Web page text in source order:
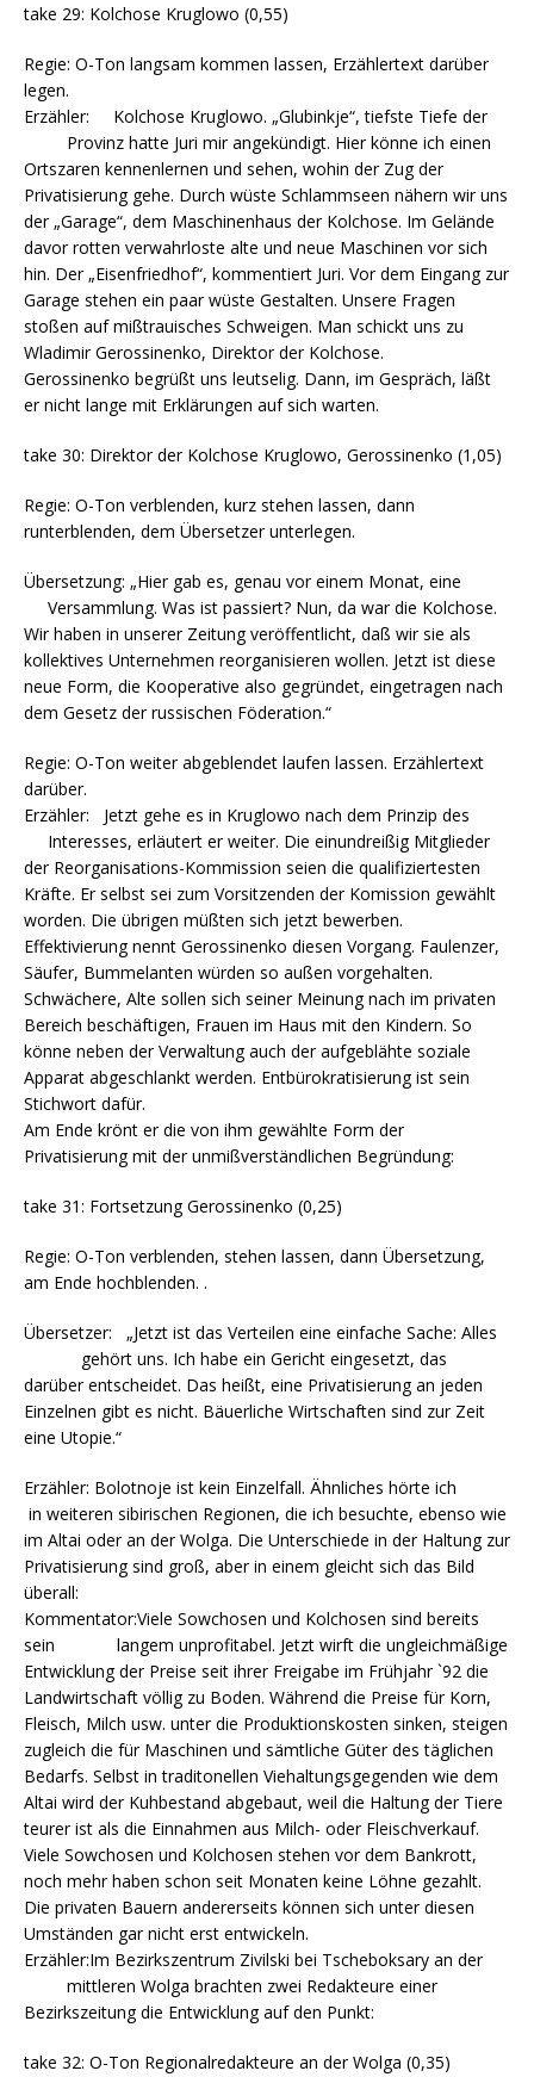
take 29: Kolchose Kruglowo (0,55)
Regie: O-Ton langsam kommen lassen, Erzählertext darüber
legen.
Erzähler: Kolchose Kruglowo. „Glubinkje“, tiefste Tiefe der
Provinz hatte Juri mir angekündigt. Hier könne ich einen
Ortszaren kennenlernen und sehen, wohin der Zug der
Privatisierung gehe. Durch wüste Schlammseen nähern wir uns
der „Garage“, dem Maschinenhaus der Kolchose. Im Gelände
davor rotten verwahrloste alte und neue Maschinen vor sich
hin. Der „Eisenfriedhof“, kommentiert Juri. Vor dem Eingang zur
Garage stehen ein paar wüste Gestalten. Unsere Fragen
stoßen auf mißtrauisches Schweigen. Man schickt uns zu
Wladimir Gerossinenko, Direktor der Kolchose.
Gerossinenko begrüßt uns leutselig. Dann, im Gespräch, läßt
er nicht lange mit Erklärungen auf sich warten.
take 30: Direktor der Kolchose Kruglowo, Gerossinenko (1,05)
Regie: O-Ton verblenden, kurz stehen lassen, dann
runterblenden, dem Übersetzer unterlegen.
Übersetzung: „Hier gab es, genau vor einem Monat, eine
Versammlung. Was ist passiert? Nun, da war die Kolchose.
Wir haben in unserer Zeitung veröffentlicht, daß wir sie als
kollektives Unternehmen reorganisieren wollen. Jetzt ist diese
neue Form, die Kooperative also gegründet, eingetragen nach
dem Gesetz der russischen Föderation.“
Regie: O-Ton weiter abgeblendet laufen lassen. Erzählertext
darüber.
Erzähler: Jetzt gehe es in Kruglowo nach dem Prinzip des
Interesses, erläutert er weiter. Die einundreißig Mitglieder
der Reorganisations-Kommission seien die qualifiziertesten
Kräfte. Er selbst sei zum Vorsitzenden der Komission gewählt
worden. Die übrigen müßten sich jetzt bewerben.
Effektivierung nennt Gerossinenko diesen Vorgang. Faulenzer,
Säufer, Bummelanten würden so außen vorgehalten.
Schwächere, Alte sollen sich seiner Meinung nach im privaten
Bereich beschäftigen, Frauen im Haus mit den Kindern. So
könne neben der Verwaltung auch der aufgeblähte soziale
Apparat abgeschlankt werden. Entbürokratisierung ist sein
Stichwort dafür.
Am Ende krönt er die von ihm gewählte Form der
Privatisierung mit der unmißverständlichen Begründung:
take 31: Fortsetzung Gerossinenko (0,25)
Regie: O-Ton verblenden, stehen lassen, dann Übersetzung,
am Ende hochblenden. .
Übersetzer: „Jetzt ist das Verteilen eine einfache Sache: Alles
gehört uns. Ich habe ein Gericht eingesetzt, das
darüber entscheidet. Das heißt, eine Privatisierung an jeden
Einzelnen gibt es nicht. Bäuerliche Wirtschaften sind zur Zeit
eine Utopie.“
Erzähler: Bolotnoje ist kein Einzelfall. Ähnliches hörte ich
in weiteren sibirischen Regionen, die ich besuchte, ebenso wie
im Altai oder an der Wolga. Die Unterschiede in der Haltung zur
Privatisierung sind groß, aber in einem gleicht sich das Bild
überall:
Kommentator:Viele Sowchosen und Kolchosen sind bereits
sein langem unprofitabel. Jetzt wirft die ungleichmäßige
Entwicklung der Preise seit ihrer Freigabe im Frühjahr `92 die
Landwirtschaft völlig zu Boden. Während die Preise für Korn,
Fleisch, Milch usw. unter die Produktionskosten sinken, steigen
zugleich die für Maschinen und sämtliche Güter des täglichen
Bedarfs. Selbst in traditonellen Viehaltungsgegenden wie dem
Altai wird der Kuhbestand abgebaut, weil die Haltung der Tiere
teurer ist als die Einnahmen aus Milch- oder Fleischverkauf.
Viele Sowchosen und Kolchosen stehen vor dem Bankrott,
noch mehr haben schon seit Monaten keine Löhne gezahlt.
Die privaten Bauern andererseits können sich unter diesen
Umständen gar nicht erst entwickeln.
Erzähler:Im Bezirkszentrum Zivilski bei Tscheboksary an der
mittleren Wolga brachten zwei Redakteure einer
Bezirkszeitung die Entwicklung auf den Punkt:
take 32: O-Ton Regionalredakteure an der Wolga (0,35)